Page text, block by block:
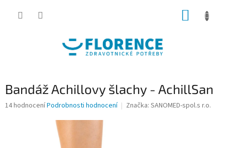
Bandáž Achillovy šlachy - AchillSan
Průměrné
14 hodnoceníPodrobnosti hodnocení Značka: SANOMED-spol.s r.o.